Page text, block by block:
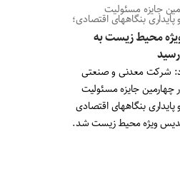
جایزه مسئولیت
بنگاههای اقتصادی؛
محیط زیست به
شرکت معدنی و صنعتی
چهارمین جایزه مسئولیت
بنگاههای اقتصادی
ویژه محیط زیست شد.